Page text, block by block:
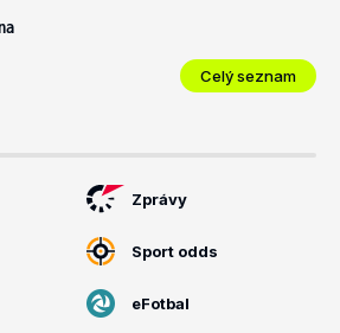
Celý seznam
Zprávy
Sport odds
eFotbal